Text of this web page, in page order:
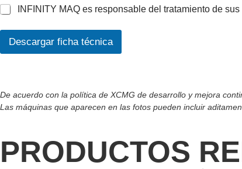
i
c
o
A
u
r
G
P
INFINITY MAQ es responsable del tratamiento de
Descargar ficha técnica
De acuerdo con la política de XCMG de desarrollo y mejora
Las máquinas que aparecen en las fotos pueden incluir
PRODUCTOS